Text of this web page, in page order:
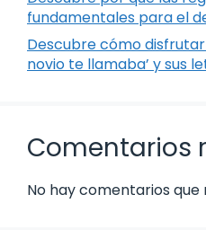
fundamentales para el
Descubre cómo disfrutar
novio te llamaba’ y sus
Comentarios
No hay comentarios que